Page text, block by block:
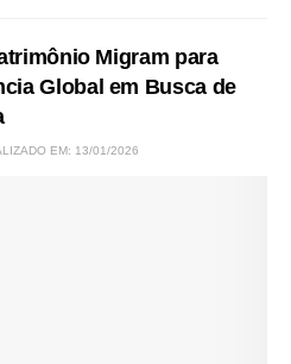
Migram para
Global em Busca de
EM: 13/01/2026